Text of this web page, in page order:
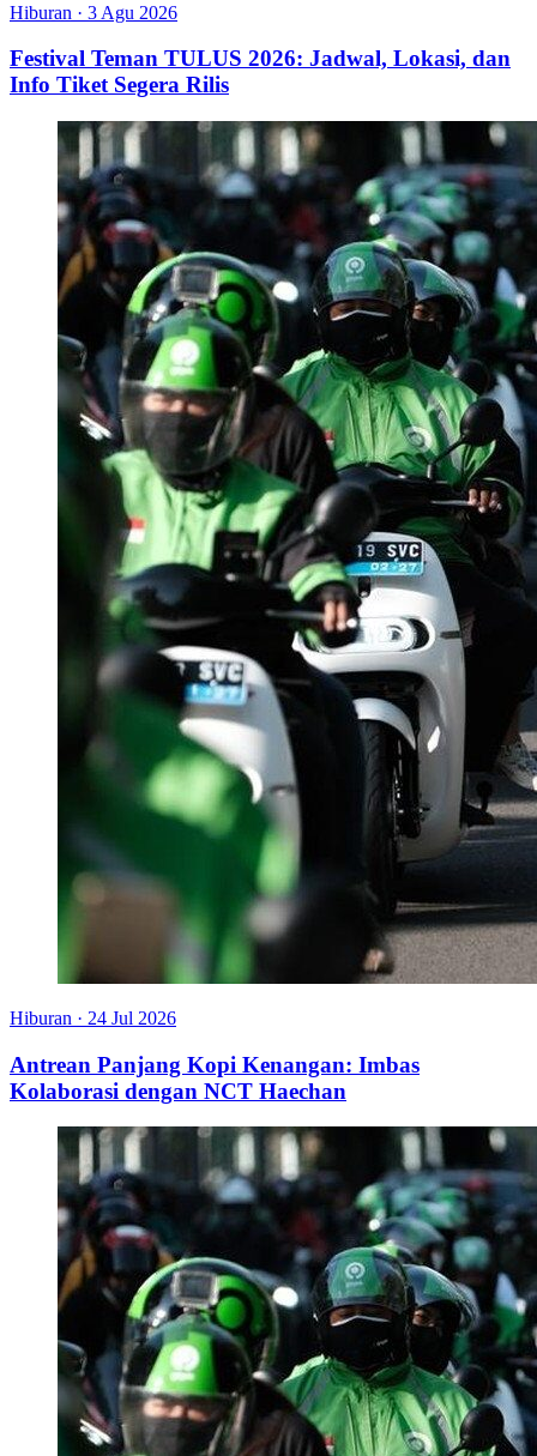
Hiburan · 3 Agu 2026
Festival Teman TULUS 2026: Jadwal, Lokasi, dan
Info Tiket Segera Rilis
Hiburan · 24 Jul 2026
Antrean Panjang Kopi Kenangan: Imbas
Kolaborasi dengan NCT Haechan